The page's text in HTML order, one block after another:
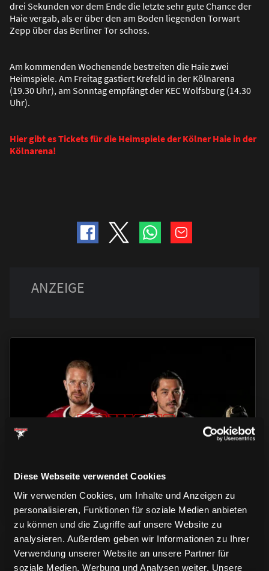
Diese Webseite verwendet Cookies
Wir verwenden Cookies, um Inhalte und Anzeigen zu
personalisieren, Funktionen für soziale Medien anbieten
zu können und die Zugriffe auf unsere Website zu
analysieren. Außerdem geben wir Informationen zu Ihrer
Verwendung unserer Website an unsere Partner für
soziale Medien, Werbung und Analysen weiter. Unsere
drei Sekunden vor dem Ende die letzte sehr gute Chance der
Haie vergab, als er über den am Boden liegenden Torwart
Zepp über das Berliner Tor schoss.
Am kommenden Wochenende bestreiten die Haie zwei
Heimspiele. Am Freitag gastiert Krefeld in der Kölnarena
(19.30 Uhr), am Sonntag empfängt der KEC Wolfsburg (14.30
Uhr).
Hier gibt es Tickets für die Heimspiele der Kölner Haie in der
Kölnarena!
TRIKOTS